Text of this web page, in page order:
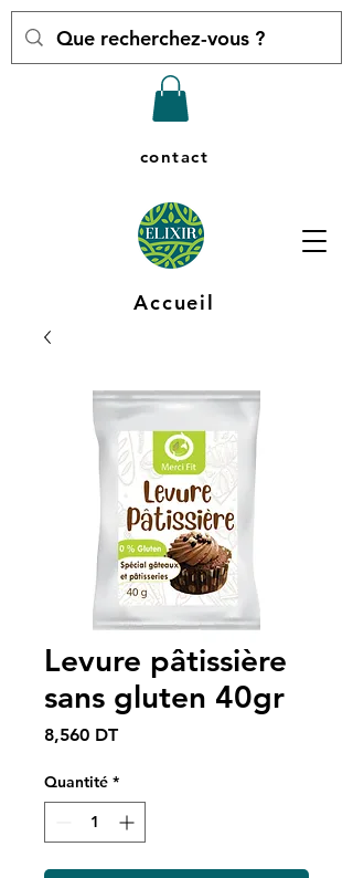
Accueil
contact
Levure pâtissière
sans gluten 40gr
8,560 DTPrix
Quantité *